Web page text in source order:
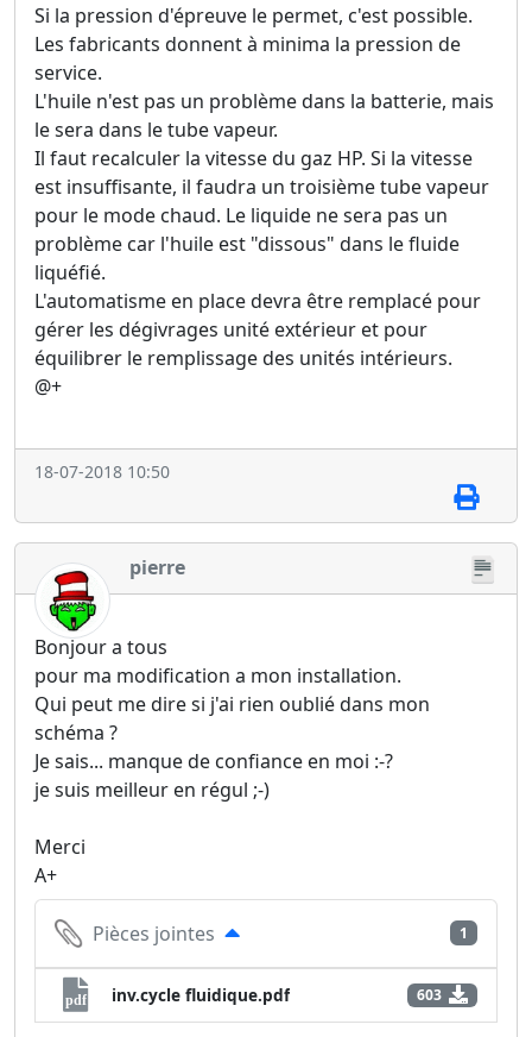
Si la pression d'épreuve le permet, c'est possible.
Les fabricants donnent à minima la pression de
service.
L'huile n'est pas un problème dans la batterie, mais
le sera dans le tube vapeur.
Il faut recalculer la vitesse du gaz HP. Si la vitesse
est insuffisante, il faudra un troisième tube vapeur
pour le mode chaud. Le liquide ne sera pas un
problème car l'huile est "dissous" dans le fluide
liquéfié.
L'automatisme en place devra être remplacé pour
gérer les dégivrages unité extérieur et pour
équilibrer le remplissage des unités intérieurs.
@+
18-07-2018 10:50
pierre
Bonjour a tous
pour ma modification a mon installation.
Qui peut me dire si j'ai rien oublié dans mon
schéma ?
Je sais... manque de confiance en moi :-?
je suis meilleur en régul ;-)
Merci
A+
Pièces jointes 1
pdf inv.cycle fluidique.pdf 603